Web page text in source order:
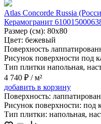
Atlas Concorde Russia
Керамогранит
Размер (см): 80x80
Цвет: бежевый
Поверхность
Рисунок поверхности под
Тип плитки напольная,
4 740 ₽ / м²
добавить в корзину
Поверхность:
Рисунок поверхности: под
Тип плитки: напольная,